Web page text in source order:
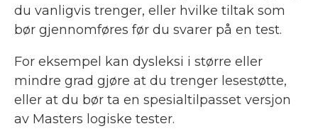
du vanligvis trenger, eller hvilke tiltak som
bør gjennomføres før du svarer på en test.
For eksempel kan dysleksi i større eller
mindre grad gjøre at du trenger lesestøtte,
eller at du bør ta en spesialtilpasset versjon
av Masters logiske tester.